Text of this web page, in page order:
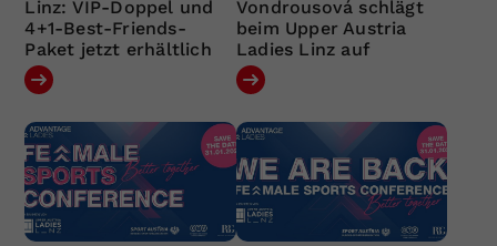
Linz: VIP-Doppel und
4+1-Best-Friends-
Paket jetzt erhältlich
Vondrousová schlägt
beim Upper Austria
Ladies Linz auf